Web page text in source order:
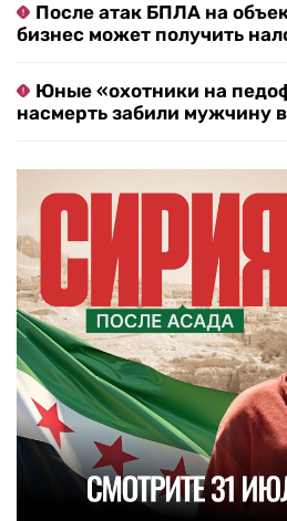
После атак БПЛА на
бизнес может получить
Юные «охотники на
насмерть забили мужчину